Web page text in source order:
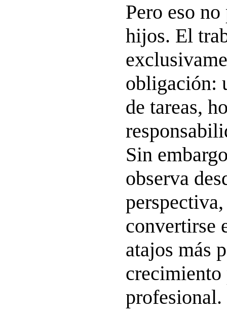
Pero eso
hijos. El
obligación:
de tareas,
Sin
observa
convertirse
atajos más
crecimiento
profesional.